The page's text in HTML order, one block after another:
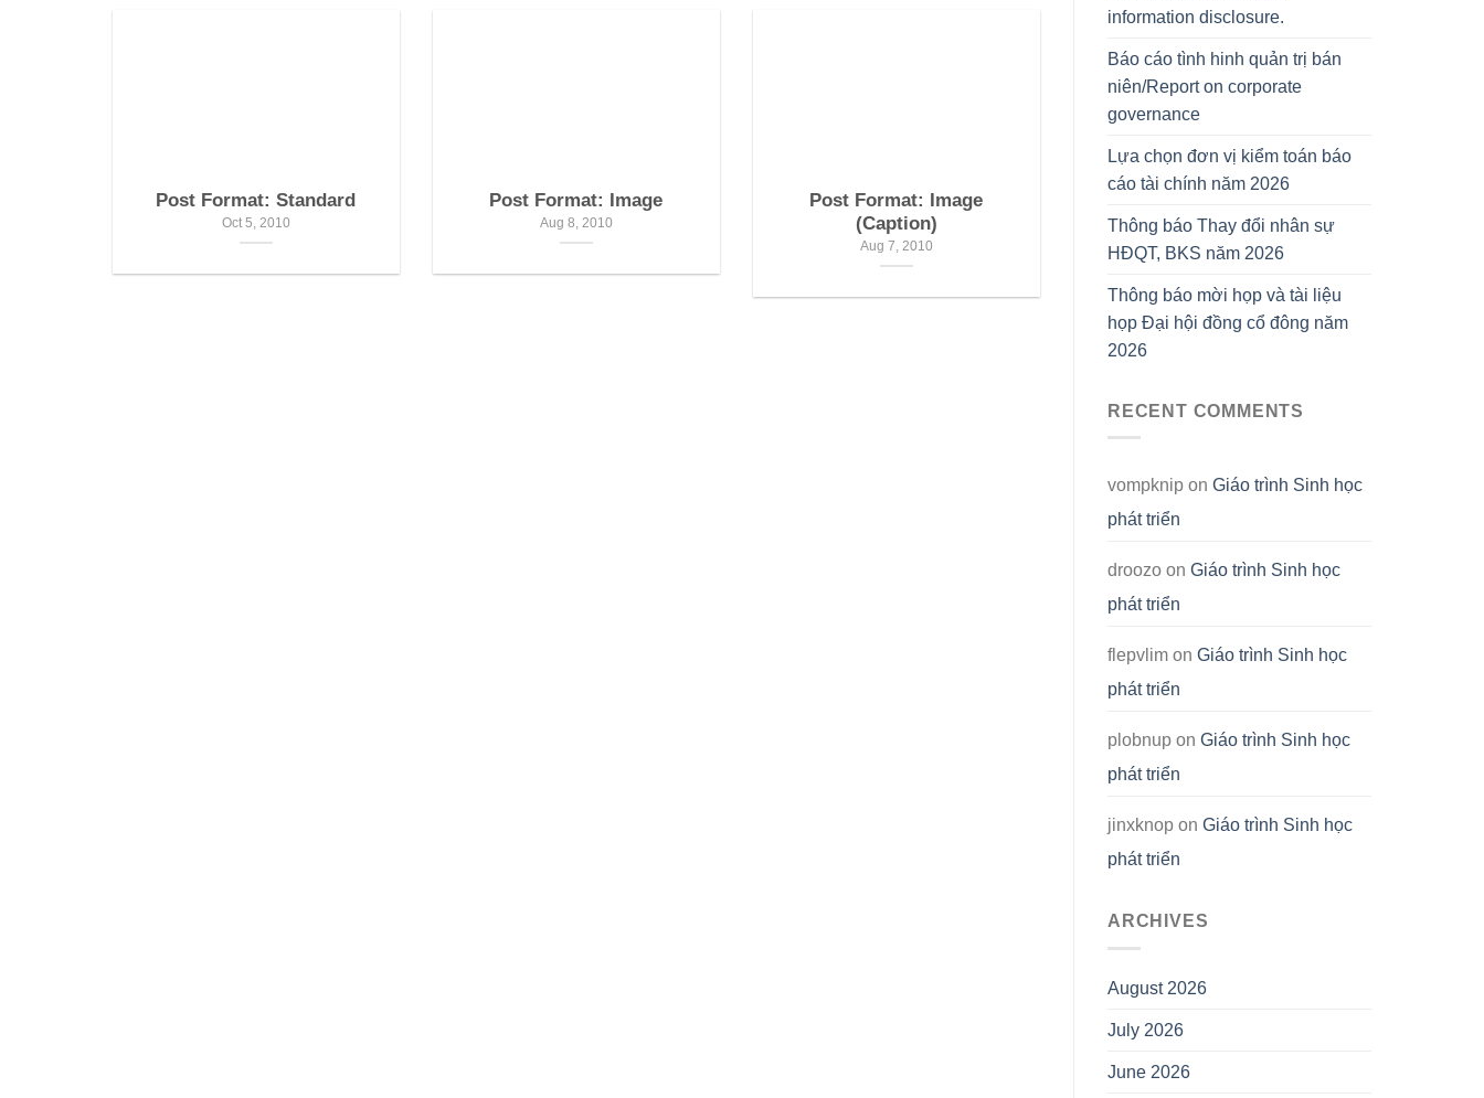
Post Format: Standard
Oct 5, 2010
Post Format: Image
Aug 8, 2010
Post Format: Image
(Caption)
Aug 7, 2010
information disclosure.
Báo cáo tình hinh quản trị bán
niên/Report on corporate
governance
Lựa chọn đơn vị kiểm toán báo
cáo tài chính năm 2026
Thông báo Thay đổi nhân sự
HĐQT, BKS năm 2026
Thông báo mời họp và tài liệu
họp Đại hội đồng cổ đông năm
2026
RECENT COMMENTS
vompknip on Giáo trình Sinh học
phát triển
droozo on Giáo trình Sinh học
phát triển
flepvlim on Giáo trình Sinh học
phát triển
plobnup on Giáo trình Sinh học
phát triển
jinxknop on Giáo trình Sinh học
phát triển
ARCHIVES
August 2026
July 2026
June 2026